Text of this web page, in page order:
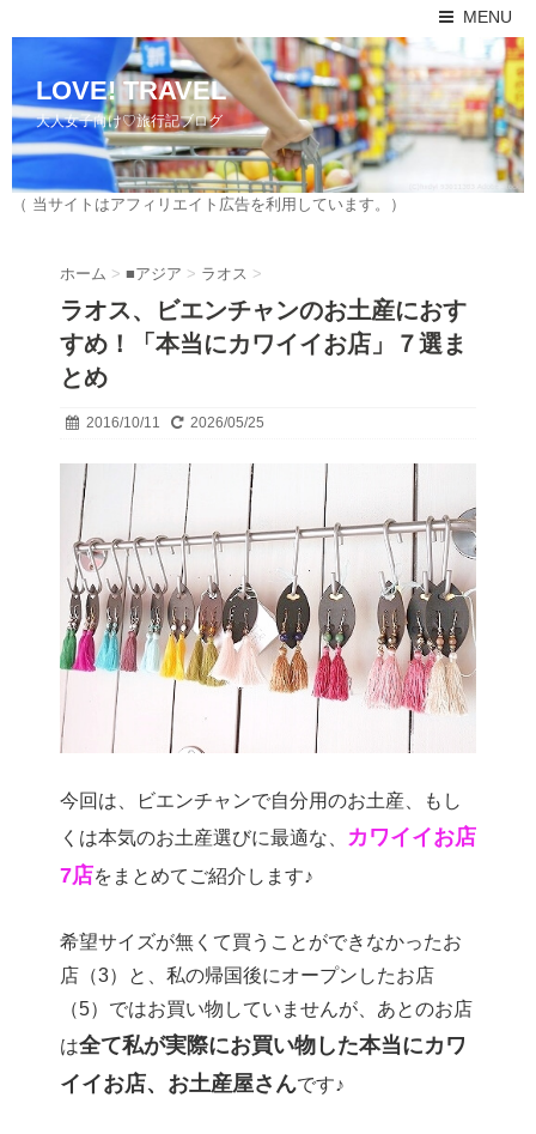
MENU
LOVE! TRAVEL
大人女子向け♡旅行記ブログ
（ 当サイトはアフィリエイト広告を利用しています。）
ホーム > ■アジア > ラオス >
ラオス、ビエンチャンのお土産におす
すめ！「本当にカワイイお店」７選ま
とめ
2016/10/11 2026/05/25
今回は、ビエンチャンで自分用のお土産、もし
くは本気のお土産選びに最適な、
カワイイお店
7店をまとめてご紹介します♪
希望サイズが無くて買うことができなかったお
店（3）と、私の帰国後にオープンしたお店
（5）ではお買い物していませんが、あとのお店
は全て私が実際にお買い物した本当にカワ
イイお店、お土産屋さんです♪